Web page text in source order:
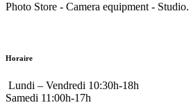
Photo Store - Camera equipment - Studio.
Horaire
Lundi – Vendredi 10:30h-18h
Samedi 11:00h-17h